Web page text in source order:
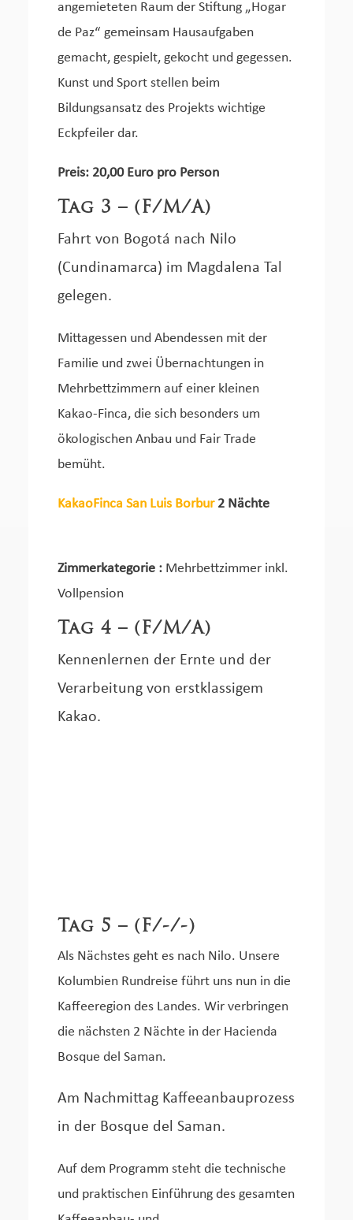
angemieteten Raum der Stiftung „Hogar
de Paz“ gemeinsam Hausaufgaben
gemacht, gespielt, gekocht und gegessen.
Kunst und Sport stellen beim
Bildungsansatz des Projekts wichtige
Eckpfeiler dar.
Preis: 20,00 Euro pro Person
Tag 3 – (F/M/A)
Fahrt von Bogotá nach Nilo
(Cundinamarca) im Magdalena Tal
gelegen.
Mittagessen und Abendessen mit der
Familie und zwei Übernachtungen in
Mehrbettzimmern auf einer kleinen
Kakao-Finca, die sich besonders um
ökologischen Anbau und Fair Trade
bemüht.
KakaoFinca San Luis Borbur2 Nächte
Zimmerkategorie : Mehrbettzimmer inkl.
Vollpension
Tag 4 – (F/M/A)
Kennenlernen der Ernte und der
Verarbeitung von erstklassigem
Kakao.
Tag 5 – (F/-/-)
Als Nächstes geht es nach Nilo. Unsere
Kolumbien Rundreise führt uns nun in die
Kaffeeregion des Landes. Wir verbringen
die nächsten 2 Nächte in der Hacienda
Bosque del Saman.
Am Nachmittag Kaffeeanbauprozess
in der Bosque del Saman.
Auf dem Programm steht die technische
und praktischen Einführung des gesamten